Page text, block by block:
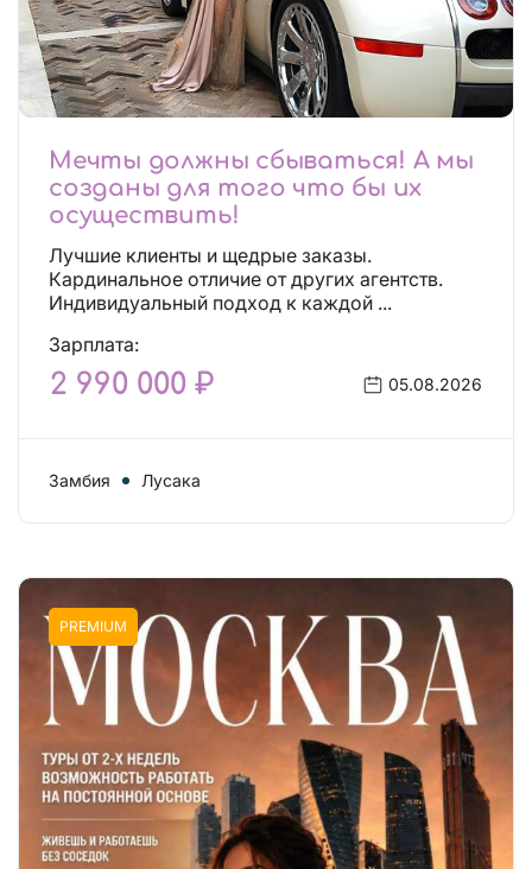
Мечты должны сбываться! А мы
созданы для того что бы их
осуществить!
Лучшие клиенты и щедрые заказы.
Кардинальное отличие от других агентств.
Индивидуальный подход к каждой ...
Зарплата:
2 990 000 ₽ 05.08.2026
Замбия Лусака
PREMIUM